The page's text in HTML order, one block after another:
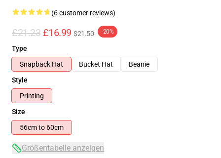
(6 customer reviews)
£21.23 £16.99 $21.50 -20%
Type
Snapback Hat
Bucket Hat
Beanie
Style
Printing
Size
56cm to 60cm
Größentabelle anzeigen